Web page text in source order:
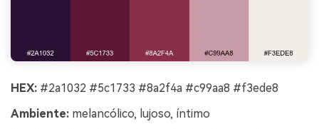
HEX: #2a1032 #5c1733 #8a2f4a #c99aa8 #f3ede8
Ambiente: melancólico, lujoso, íntimo